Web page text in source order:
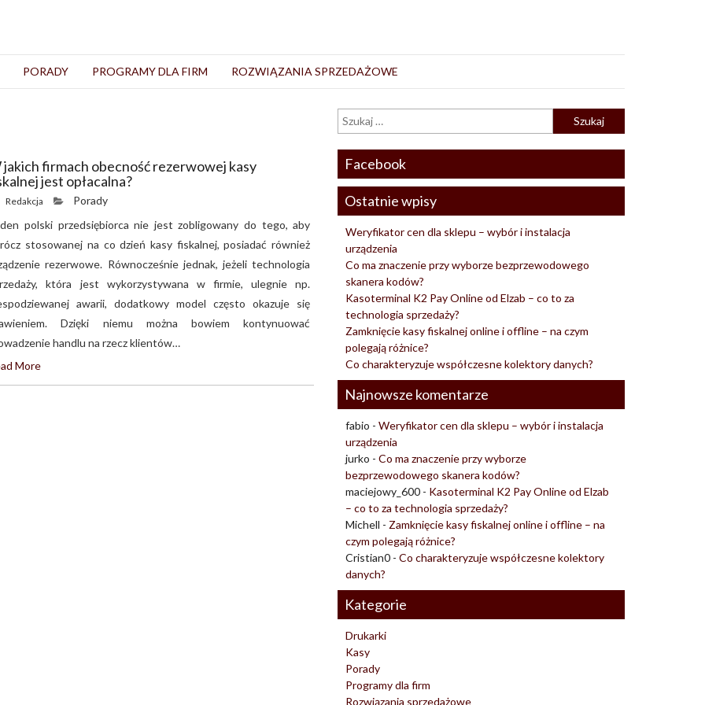
PORADY PROGRAMY DLA FIRM ROZWIĄZANIA SPRZEDAŻOWE
jakich firmach obecność rezerwowej kasy
jest opłacalna?
Redakcja
Porady
polski przedsiębiorca nie jest zobligowany do tego, aby
stosowanej na co dzień kasy fiskalnej, posiadać również
rezerwowe. Równocześnie jednak, jeżeli technologia
która jest wykorzystywana w firmie, ulegnie np.
awarii, dodatkowy model często okazuje się
Dzięki niemu można bowiem kontynuować
handlu na rzecz klientów…
More
Facebook
Ostatnie wpisy
Weryfikator cen dla sklepu – wybór i instalacja
urządzenia
Co ma znaczenie przy wyborze bezprzewodowego
skanera kodów?
Kasoterminal K2 Pay Online od Elzab – co to za
technologia sprzedaży?
Zamknięcie kasy fiskalnej online i offline – na czym
polegają różnice?
Co charakteryzuje współczesne kolektory danych?
Najnowsze komentarze
fabio - Weryfikator cen dla sklepu – wybór i instalacja
urządzenia
jurko - Co ma znaczenie przy wyborze
bezprzewodowego skanera kodów?
maciejowy_600 - Kasoterminal K2 Pay Online od Elzab
– co to za technologia sprzedaży?
Michell - Zamknięcie kasy fiskalnej online i offline – na
czym polegają różnice?
Cristian0 - Co charakteryzuje współczesne kolektory
danych?
Kategorie
Drukarki
Kasy
Porady
Programy dla firm
Rozwiązania sprzedażowe